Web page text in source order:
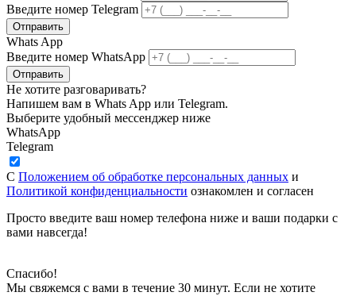
Введите номер Telegram
Отправить
Whats App
Введите номер WhatsApp
Отправить
Не хотите разговаривать?
Напишем вам в Whats App или Telegram.
Выберите удобный мессенджер ниже
WhatsApp
Telegram
С Положением об обработке персональных данных и
Политикой конфиденциальности ознакомлен и согласен
Просто введите ваш номер телефона ниже и ваши подарки с
вами навсегда!
Спасибо!
Мы свяжемся с вами в течение 30 минут. Если не хотите